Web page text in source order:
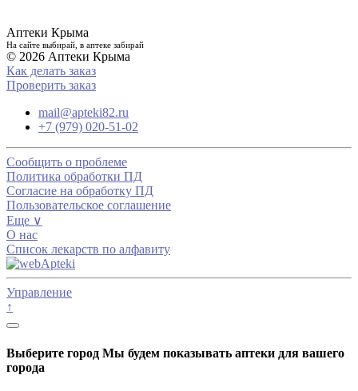
Аптеки Крыма
На сайте выбирай, в аптеке забирай
© 2026 Аптеки Крыма
Как делать заказ
Проверить заказ
mail@apteki82.ru
+7 (979) 020-51-02
Сообщить о проблеме
Политика обработки ПД
Согласие на обработку ПД
Пользовательское соглашение
Еще ∨
О нас
Список лекарств по алфавиту
Управление
↑
Выберите город Мы будем показывать аптеки для вашего
города